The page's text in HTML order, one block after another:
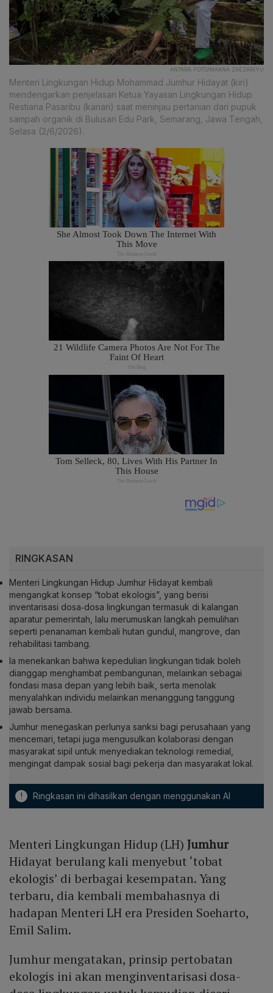
ANTARA FOTO/MAKNA ZAEZAR/YU
Menteri Lingkungan Hidup Mohammad Jumhur Hidayat (kiri)
mendengarkan penjelasan Ketua Yayasan Lingkungan Hidup
Restiana Pasaribu (kanan) saat meninjau pertanian dari pupuk
sampah organik di Bulusan Edu Park, Semarang, Jawa Tengah,
Selasa (2/6/2026).
RINGKASAN
Menteri Lingkungan Hidup Jumhur Hidayat kembali
mengangkat konsep “tobat ekologis”, yang berisi
inventarisasi dosa‑dosa lingkungan termasuk di kalangan
aparatur pemerintah, lalu merumuskan langkah pemulihan
seperti penanaman kembali hutan gundul, mangrove, dan
rehabilitasi tambang.
Ia menekankan bahwa kepedulian lingkungan tidak boleh
dianggap menghambat pembangunan, melainkan sebagai
fondasi masa depan yang lebih baik, serta menolak
menyalahkan individu melainkan menanggung tanggung
jawab bersama.
Jumhur menegaskan perlunya sanksi bagi perusahaan yang
mencemari, tetapi juga mengusulkan kolaborasi dengan
masyarakat sipil untuk menyediakan teknologi remedial,
mengingat dampak sosial bagi pekerja dan masyarakat lokal.
! Ringkasan ini dihasilkan dengan menggunakan AI
Menteri Lingkungan Hidup (LH) Jumhur
Hidayat berulang kali menyebut ‘tobat
ekologis’ di berbagai kesempatan. Yang
terbaru, dia kembali membahasnya di
hadapan Menteri LH era Presiden Soeharto,
Emil Salim.
Jumhur mengatakan, prinsip pertobatan
ekologis ini akan menginventarisasi dosa-